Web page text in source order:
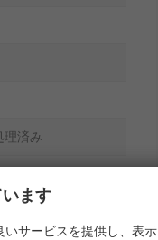
理済み
ます
サービスを提供し、表